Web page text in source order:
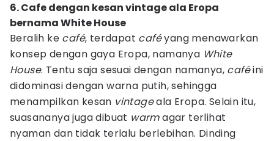
6. Cafe dengan kesan vintage ala Eropa
bernama White House
Beralih ke café, terdapat caféyang menawarkan
konsep dengan gaya Eropa, namanya White
House. Tentu saja sesuai dengan namanya, caféini
didominasi dengan warna putih, sehingga
menampilkan kesan vintageala Eropa. Selain itu,
suasananya juga dibuat warmagar terlihat
nyaman dan tidak terlalu berlebihan. Dinding